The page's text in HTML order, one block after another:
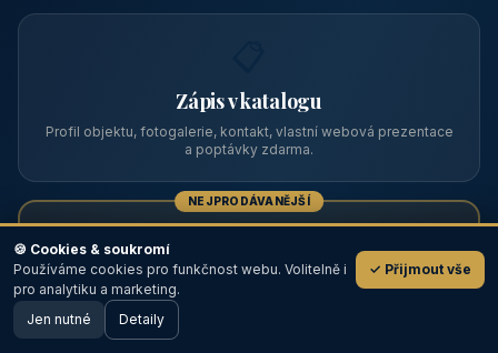
Zápis v katalogu
Profil objektu, fotogalerie, kontakt, vlastní webová prezentace
a poptávky zdarma.
NEJPRODÁVANĚJŠÍ
Prémiový partner
TOP pozice na titulce, přednost ve výpisech, zlatý odznak a
💬
🖥️ Desktop verze
🍪 Cookies & soukromí
Používáme cookies pro funkčnost webu. Volitelně i
pro analytiku a marketing.
✓ Přijmout vše
Jen nutné Detaily